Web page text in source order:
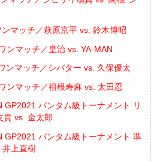
マッチ／萩原京平 vs. 鈴木博昭
ンマッチ／皇治 vs. YA-MAN
ンマッチ／シバター vs. 久保優太
ンマッチ／祖根寿麻 vs. 太田忍
GP2021 バンタム級トーナメント リ
貴 vs. 金太郎
GP2021 バンタム級トーナメント 準
井上直樹